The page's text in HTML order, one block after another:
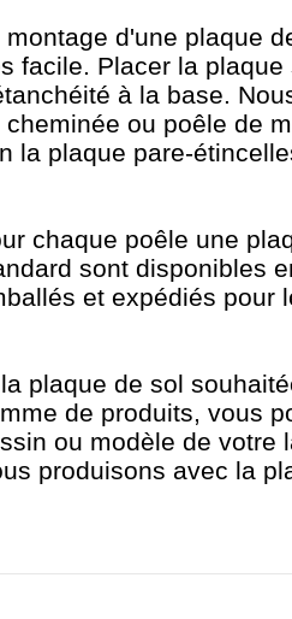
montage d'une plaque
facile. Placer la
à la base.
cheminée ou poêle de
la plaque pare-
chaque poêle une
sont disponibles
et expédiés pour
plaque de sol
de produits, vous
ou modèle de votre
produisons avec la